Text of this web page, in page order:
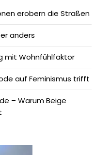
erobern die Straßen
anders
mit Wohnfühlfaktor
auf Feminismus trifft
– Warum Beige